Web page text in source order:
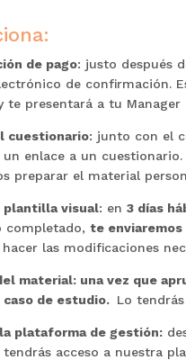
de pago: justo después
de confirmación.
te presentará a tu Manager
cuestionario: junto con el
un enlace a un
preparar el material
plantilla visual: en3 días
completado,te
hacer las modificaciones
material: una vez que
caso de estudio. Lo
la plataforma de gestión:
acceso a nuestra